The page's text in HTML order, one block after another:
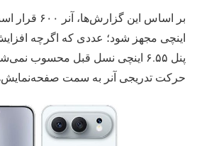
اینچی مجهز شود؛ عددی که اگرچه
پنل ۶.۵۵ اینچی نسل قبل محسوب
حرکت تدریجی آنر به سمت